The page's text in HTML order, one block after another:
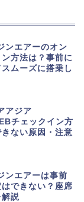
ンエアーのオン
方法は？事前に
ムーズに搭乗し
アジア
チェックイン方
ない原因・注意
ンエアーは事前
できない？座席
説